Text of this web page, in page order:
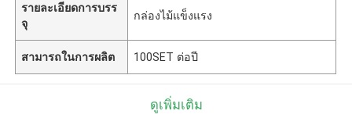
รายละเอียดการบรร
จุ
กล่องไม้แข็งแรง
สามารถในการผลิต 100SET ต่อปี
ดูเพิ่มเติม